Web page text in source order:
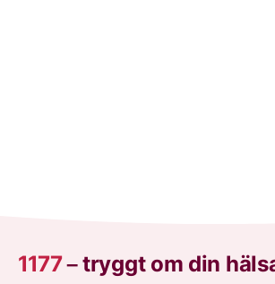
1177–tryggt om din